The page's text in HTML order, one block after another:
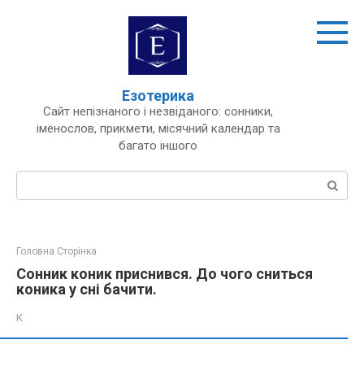
Езотерика
Сайт непізнаного і незвіданого: сонники,
іменослов, прикмети, місячний календар та
багато іншого
Пошук:
Головна Сторінка
Сонник коник приснився. До чого сниться
коника у сні бачити.
К